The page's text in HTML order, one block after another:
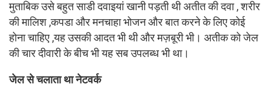
मुताबिक उसे बहुत साडी दवाइयां खानी पड़ती थी अतीत की दवा , शरीर
की मालिश ,कपडा और मनचाहा भोजन और बात करने के लिए कोई
होना चाहिए ,यह उसकी आदत भी थी और मज़बूरी भी। अतीक को जेल
की चार दीवारी के बीच भी यह सब उपलब्ध भी था।
जेल से चलाता था नेटवर्क